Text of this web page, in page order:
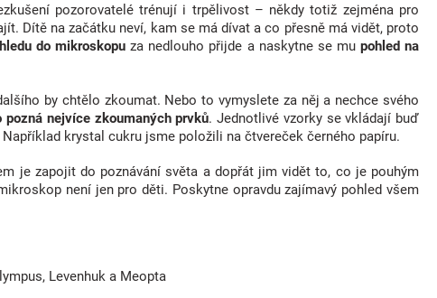
pozorovatelé trénují i trpělivost – někdy totiž zejména pro
Dítě na začátku neví, kam se má dívat a co přesně má vidět, proto
do mikroskopu za nedlouho přijde a naskytne se mu pohled na
by chtělo zkoumat. Nebo to vymyslete za něj a nechce svého
nejvíce zkoumaných prvků. Jednotlivé vzorky se vkládají buď
krystal cukru jsme položili na čtvereček černého papíru.
je zapojit do poznávání světa a dopřát jim vidět to, co je pouhým
není jen pro děti. Poskytne opravdu zajímavý pohled všem
Levenhuk a Meopta